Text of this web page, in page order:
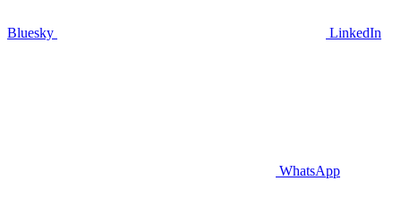
Bluesky LinkedIn
WhatsApp